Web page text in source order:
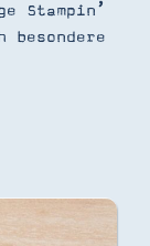
Stampin’